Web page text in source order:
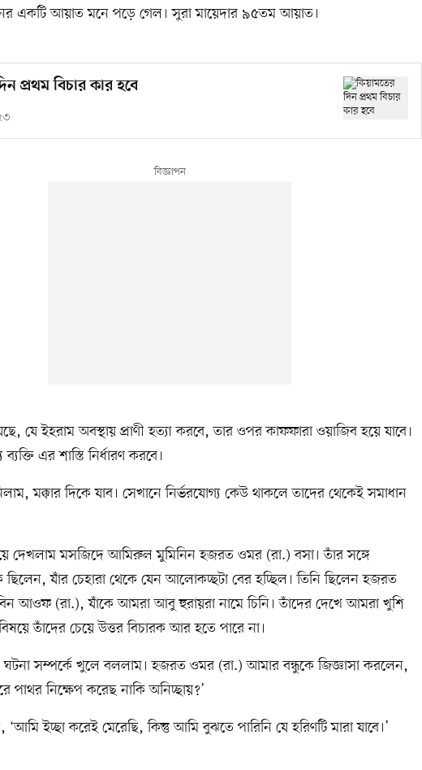
একটি আয়াত মনে পড়ে গেল। সুরা মায়েদার ৯৫তম আয়াত।
প্রথম বিচার কার হবে
যে ইহরাম অবস্থায় প্রাণী হত্যা করবে, তার ওপর কাফফারা ওয়াজিব হয়ে যাবে।
এর শাস্তি নির্ধারণ করবে।
মক্কার দিকে যাব। সেখানে নির্ভরযোগ্য কেউ থাকলে তাদের থেকেই সমাধান
দেখলাম মসজিদে আমিরুল মুমিনিন হজরত ওমর (রা.) বসা। তাঁর সঙ্গে
যাঁর চেহারা থেকে যেন আলোকচ্ছটা বের হচ্ছিল। তিনি ছিলেন হজরত
আওফ (রা.), যাঁকে আমরা আবু হুরায়রা নামে চিনি। তাঁদের দেখে আমরা খুশি
তাঁদের চেয়ে উত্তর বিচারক আর হতে পারে না।
সম্পর্কে খুলে বললাম। হজরত ওমর (রা.) আমার বন্ধুকে জিজ্ঞাসা করলেন,
পাথর নিক্ষেপ করেছ নাকি অনিচ্ছায়?’
ইচ্ছা করেই মেরেছি, কিন্তু আমি বুঝতে পারিনি যে হরিণটি মারা যাবে।’